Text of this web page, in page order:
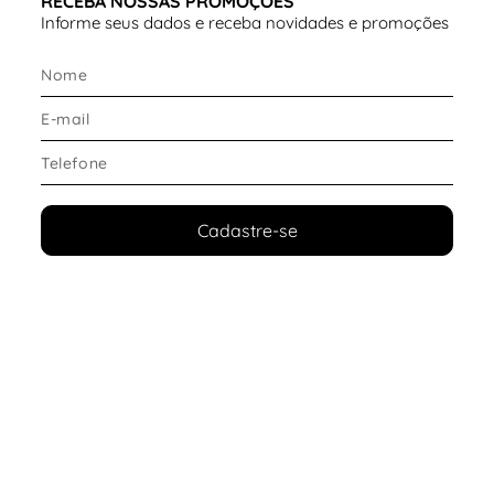
🔹 Conforto e ajuste
Amortecimento em
Estrutura leve para maior conforto
Ajuste tradicional dentro da proposta casual
Ideal comotênis infantil confortável para uso
🔹 Design e estilo
Informe seus dados e receba novidades e promoções
Cadastre-se